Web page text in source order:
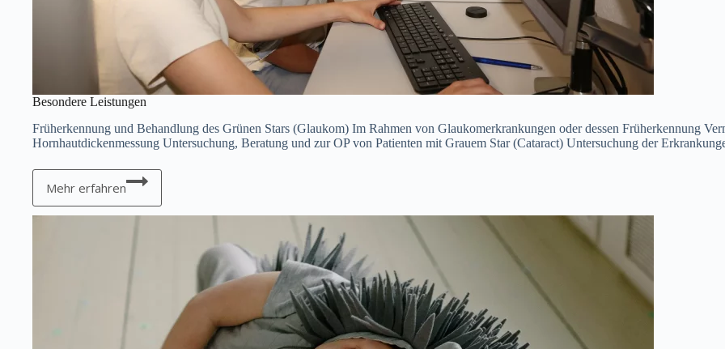
Besondere Leistungen
Früherkennung und Behandlung des Grünen Stars (Glaukom) Im Rahmen von Glaukomerkrankungen oder dessen Früherkennung
Hornhautdickenmessung Untersuchung, Beratung und zur OP von Patienten mit Grauem Star (Cataract) Untersuchung der
Mehr erfahren
Besondere
Leistungen